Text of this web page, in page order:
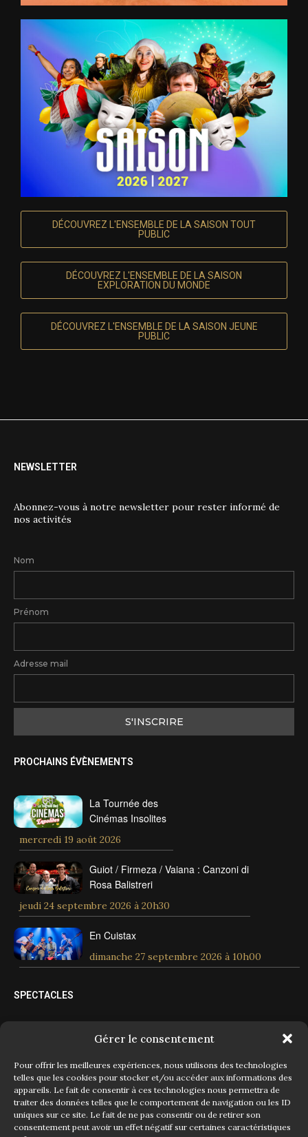
Gérer le consentement
Pour offrir les meilleures expériences, nous utilisons des technologies
telles que les cookies pour stocker et/ou accéder aux informations des
appareils. Le fait de consentir à ces technologies nous permettra de
traiter des données telles que le comportement de navigation ou les ID
uniques sur ce site. Le fait de ne pas consentir ou de retirer son
consentement peut avoir un effet négatif sur certaines caractéristiques
DÉCOUVREZ L'ENSEMBLE DE LA SAISON TOUT
PUBLIC
DÉCOUVREZ L'ENSEMBLE DE LA SAISON
EXPLORATION DU MONDE
DÉCOUVREZ L'ENSEMBLE DE LA SAISON JEUNE
PUBLIC
NEWSLETTER
Abonnez-vous à notre newsletter pour rester informé de
nos activités
Nom
Prénom
Adresse mail
PROCHAINS ÉVÈNEMENTS
La Tournée des
Cinémas Insolites
mercredi 19 août 2026
Guiot / Firmeza / Vaiana : Canzoni di
Rosa Balistreri
jeudi 24 septembre 2026 à 20h30
En Cuistax
dimanche 27 septembre 2026 à 10h00
SPECTACLES
Spectacles tout public
Spectacles jeune public
Évènements
Concerts